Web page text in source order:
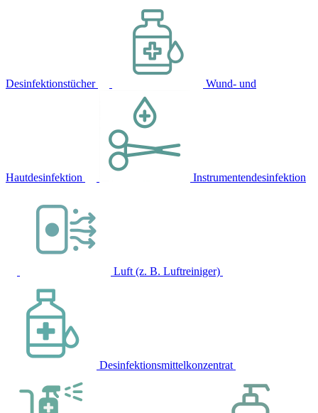
Desinfektionstücher Wund- und
Hautdesinfektion Instrumentendesinfektion
Luft (z. B. Luftreiniger)
Desinfektionsmittelkonzentrat